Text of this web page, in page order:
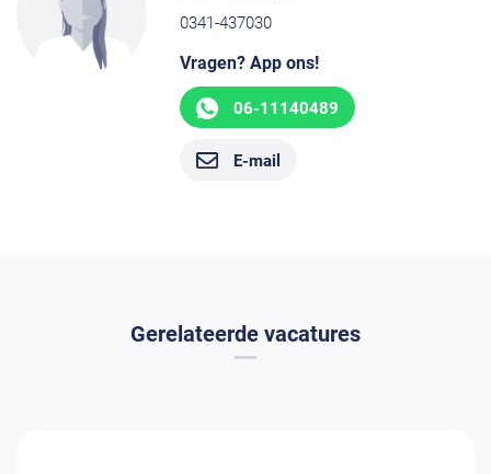
0341-437030
Vragen? App ons!
06-11140489
E-mail
Gerelateerde vacatures